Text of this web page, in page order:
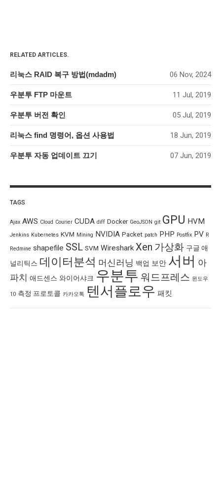
RELATED ARTICLES.
리눅스 RAID 복구 방법(mdadm) 06 Nov, 2024
우분투 FTP 마운트 11 Jul, 2019
우분투 버전 확인 05 Jul, 2019
리눅스 find 명령어, 옵션 사용법 18 Jun, 2019
우분투 자동 업데이트 끄기 07 Jun, 2019
TAGS
Ajax AWS Cloud Courier CUDA diff Docker GeoJSON git GPU HVM
Jenkins Kubernetes KVM Mining NVIDIA Packet patch PHP Postfix PV R
Redmine shapefile SSL SVM Wireshark Xen 가상화 구글 애
널리틱스 데이터분석 머신러닝 백업 보안 서버 아
파치 애드센스 와이어샤크 우분투 워드프레스 윈도우
10 측정 프로토콜 카카오톡 텐서플로우 패킷